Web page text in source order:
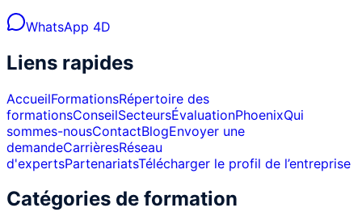
WhatsApp 4D
Liens rapides
AccueilFormationsRépertoire des
formationsConseilSecteursÉvaluationPhoenixQui
sommes-nousContactBlogEnvoyer une
demandeCarrièresRéseau
d'expertsPartenariatsTélécharger le profil de l’entreprise
Catégories de formation